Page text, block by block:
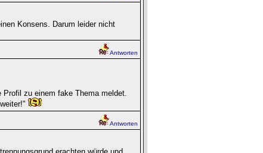
Konsens. Darum leider nicht
Antworten
zu einem fake Thema meldet.
Antworten